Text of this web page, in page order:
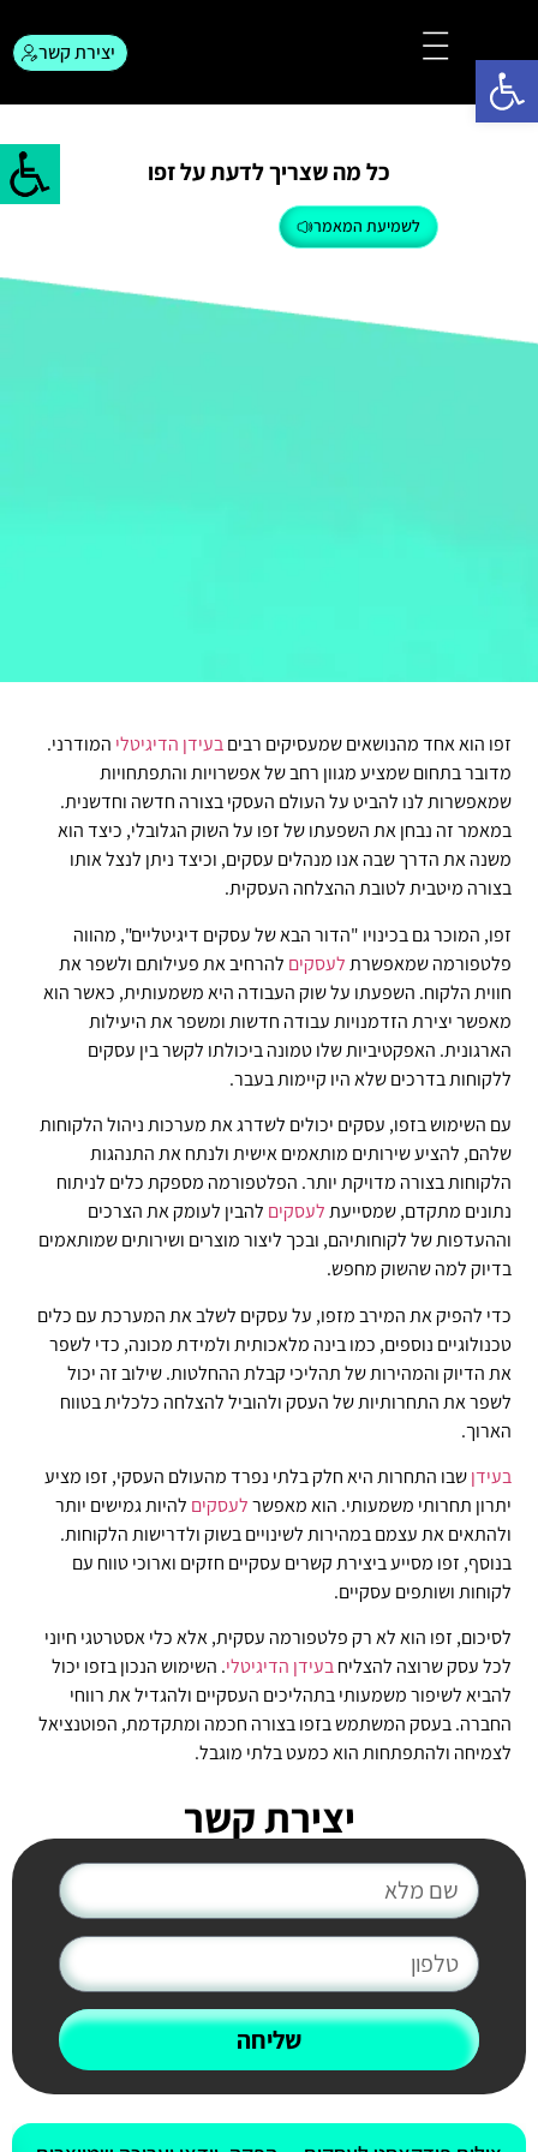
יצירת קשר
כל מה שצריך לדעת על זפו
לשמיעת המאמר
זפו הוא אחד מהנושאים שמעסיקים רביםבעידן הדיגיטלי המודרני.
מדובר בתחום שמציע מגוון רחב של אפשרויות והתפתחויות
שמאפשרות לנו להביט על העולם העסקי בצורה חדשה וחדשנית.
במאמר זה נבחן את השפעתו של זפו על השוק הגלובלי, כיצד הוא
משנה את הדרך שבה אנו מנהלים עסקים, וכיצד ניתן לנצל אותו
בצורה מיטבית לטובת ההצלחה העסקית.
זפו, המוכר גם בכינויו "הדור הבא של עסקים דיגיטליים", מהווה
פלטפורמה שמאפשרתלעסקים להרחיב את פעילותם ולשפר את
חווית הלקוח. השפעתו על שוק העבודה היא משמעותית, כאשר הוא
מאפשר יצירת הזדמנויות עבודה חדשות ומשפר את היעילות
הארגונית. האפקטיביות שלו טמונה ביכולתו לקשר בין עסקים
ללקוחות בדרכים שלא היו קיימות בעבר.
עם השימוש בזפו, עסקים יכולים לשדרג את מערכות ניהול הלקוחות
שלהם, להציע שירותים מותאמים אישית ולנתח את התנהגות
הלקוחות בצורה מדויקת יותר. הפלטפורמה מספקת כלים לניתוח
נתונים מתקדם, שמסייעתלעסקים להבין לעומק את הצרכים
וההעדפות של לקוחותיהם, ובכך ליצור מוצרים ושירותים שמותאמים
בדיוק למה שהשוק מחפש.
כדי להפיק את המירב מזפו, על עסקים לשלב את המערכת עם כלים
טכנולוגיים נוספים, כמו בינה מלאכותית ולמידת מכונה, כדי לשפר
את הדיוק והמהירות של תהליכי קבלת ההחלטות. שילוב זה יכול
לשפר את התחרותיות של העסק ולהוביל להצלחה כלכלית בטווח
הארוך.
בעידןשבו התחרות היא חלק בלתי נפרד מהעולם העסקי, זפו מציע
יתרון תחרותי משמעותי. הוא מאפשרלעסקים להיות גמישים יותר
ולהתאים את עצמם במהירות לשינויים בשוק ולדרישות הלקוחות.
בנוסף, זפו מסייע ביצירת קשרים עסקיים חזקים וארוכי טווח עם
לקוחות ושותפים עסקיים.
לסיכום, זפו הוא לא רק פלטפורמה עסקית, אלא כלי אסטרטגי חיוני
לכל עסק שרוצה להצליחבעידן הדיגיטלי. השימוש הנכון בזפו יכול
להביא לשיפור משמעותי בתהליכים העסקיים ולהגדיל את רווחי
החברה. בעסק המשתמש בזפו בצורה חכמה ומתקדמת, הפוטנציאל
לצמיחה ולהתפתחות הוא כמעט בלתי מוגבל.
יצירת קשר
שליחה
פתח סרגל נגישות